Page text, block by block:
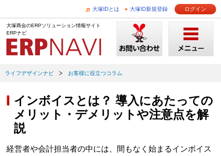
大塚IDとは 大塚ID新規登録 ログイン
大塚商会のERPソリューション情報サイト
ERPナビ
ライフデザインナビ お客様に役立つコラム
インボイスとは？ 導入にあたっての
メリット・デメリットや注意点を解
説
経営者や会計担当者の中には、間もなく始まるインボイス